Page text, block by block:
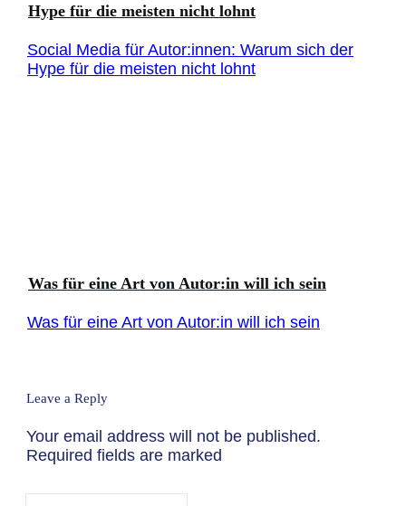
Hype für die meisten nicht lohnt
Social Media für Autor:innen: Warum sich der
Hype für die meisten nicht lohnt
Was für eine Art von Autor:in will ich sein
Was für eine Art von Autor:in will ich sein
Leave a Reply
Your email address will not be published.
Required fields are marked